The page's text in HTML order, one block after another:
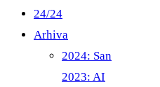
24/24
Arhiva
2024: San
2023: AI